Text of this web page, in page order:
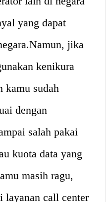
yang dapat
jika
kenikura
kamu sudah
dengan
salah pakai
kuota data yang
masih ragu,
layanan call center